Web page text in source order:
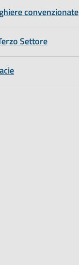
convenzionate
Settore